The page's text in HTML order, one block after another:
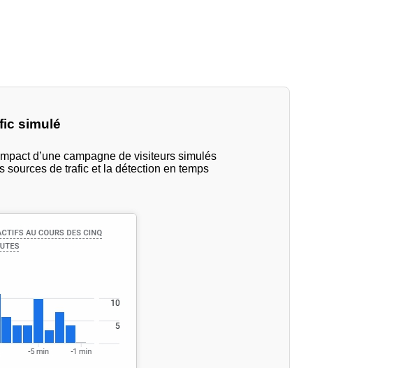
simulé
d’une campagne de visiteurs simulés
sources de trafic et la détection en temps